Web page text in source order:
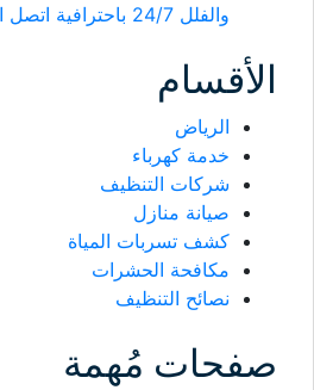
والفلل 24/7 باحترافية اتصل الان
الأقسام
الرياض
خدمة كهرباء
شركات التنظيف
صيانة منازل
كشف تسربات المياة
مكافحة الحشرات
نصائح التنظيف
صفحات مُهمة